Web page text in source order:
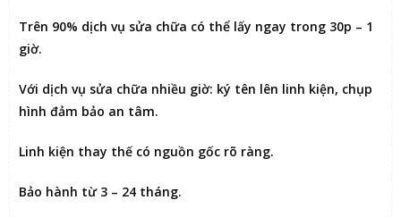
Trên 90% dịch vụ sửa chữa có thể lấy ngay trong 30p – 1
giờ.
Với dịch vụ sửa chữa nhiều giờ: ký tên lên linh kiện, chụp
hình đảm bảo an tâm.
Linh kiện thay thế có nguồn gốc rõ ràng.
Bảo hành từ 3 – 24 tháng.